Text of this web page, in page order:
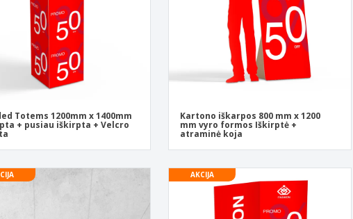
Totems 1200mm x 1400mm
+ pusiau iškirpta + Velcro
Kartono iškarpos 800 mm x 1200
mm vyro formos Iškirptė +
atraminė koja
AKCIJA